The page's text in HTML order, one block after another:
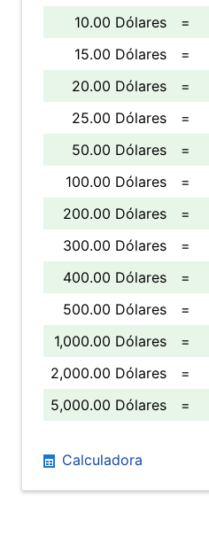
10.00 Dólares
=
15.00 Dólares
=
20.00 Dólares
=
25.00 Dólares
=
50.00 Dólares
=
100.00 Dólares
=
200.00 Dólares
=
300.00 Dólares
=
400.00 Dólares
=
500.00 Dólares
=
1,000.00 Dólares
=
2,000.00 Dólares
=
5,000.00 Dólares
=
Calculadora